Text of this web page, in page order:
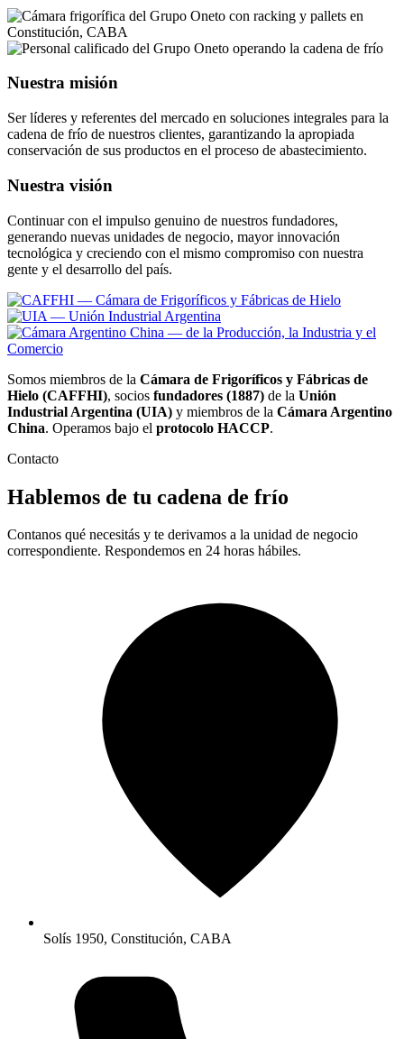
Nuestra misión
Ser líderes y referentes del mercado en soluciones integrales para la
cadena de frío de nuestros clientes, garantizando la apropiada
conservación de sus productos en el proceso de abastecimiento.
Nuestra visión
Continuar con el impulso genuino de nuestros fundadores,
generando nuevas unidades de negocio, mayor innovación
tecnológica y creciendo con el mismo compromiso con nuestra
gente y el desarrollo del país.
Somos miembros de la Cámara de Frigoríficos y Fábricas de
Hielo (CAFFHI), socios fundadores (1887) de la Unión
Industrial Argentina (UIA) y miembros de la Cámara Argentino
China. Operamos bajo el protocolo HACCP.
Contacto
Hablemos de tu cadena de frío
Contanos qué necesitás y te derivamos a la unidad de negocio
correspondiente. Respondemos en 24 horas hábiles.
Solís 1950, Constitución, CABA